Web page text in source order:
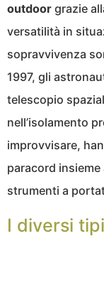
outdoor grazie
versatilità in
sopravvivenza
1997, gli
telescopio
nell’isolamento
improvvisare,
paracord
strumenti a
I diversi